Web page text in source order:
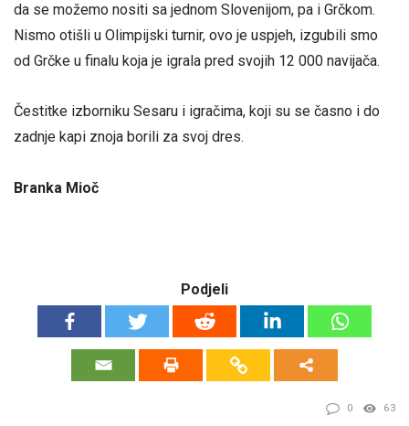
da se možemo nositi sa jednom Slovenijom, pa i Grčkom.
Nismo otišli u Olimpijski turnir, ovo je uspjeh, izgubili smo
od Grčke u finalu koja je igrala pred svojih 12 000 navijača.
Čestitke izborniku Sesaru i igračima, koji su se časno i do
zadnje kapi znoja borili za svoj dres.
Branka Mioč
Podjeli
0 63